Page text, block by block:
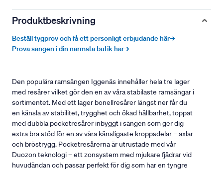
Produktbeskrivning
Beställ tygprov och få ett personligt erbjudande här→
Prova sängen i din närmsta butik här→
Den populära ramsängen Iggenäs innehåller hela tre lager
med resårer vilket gör den en av våra stabilaste ramsängar i
sortimentet. Med ett lager bonellresårer längst ner får du
en känsla av stabilitet, trygghet och ökad hållbarhet, toppat
med dubbla pocketresårer inbyggt i sängen som ger dig
extra bra stöd för en av våra känsligaste kroppsdelar – axlar
och bröstrygg. Pocketresårerna är utrustade med vår
Duozon teknologi – ett zonsystem med mjukare fjädrar vid
huvudändan och passar perfekt för dig som har en tyngre